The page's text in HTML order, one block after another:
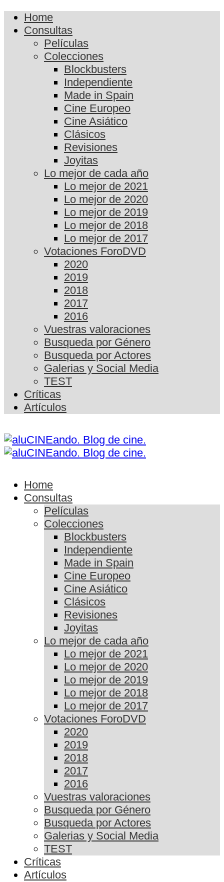
Home
Consultas
Películas
Colecciones
Blockbusters
Independiente
Made in Spain
Cine Europeo
Cine Asiático
Clásicos
Revisiones
Joyitas
Lo mejor de cada año
Lo mejor de 2021
Lo mejor de 2020
Lo mejor de 2019
Lo mejor de 2018
Lo mejor de 2017
Votaciones ForoDVD
2020
2019
2018
2017
2016
Vuestras valoraciones
Busqueda por Género
Busqueda por Actores
Galerias y Social Media
TEST
Críticas
Artículos
Home
Consultas
Películas
Colecciones
Blockbusters
Independiente
Made in Spain
Cine Europeo
Cine Asiático
Clásicos
Revisiones
Joyitas
Lo mejor de cada año
Lo mejor de 2021
Lo mejor de 2020
Lo mejor de 2019
Lo mejor de 2018
Lo mejor de 2017
Votaciones ForoDVD
2020
2019
2018
2017
2016
Vuestras valoraciones
Busqueda por Género
Busqueda por Actores
Galerias y Social Media
TEST
Críticas
Artículos